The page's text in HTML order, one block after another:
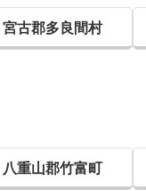
宮古郡多良間村
八重山郡竹富町